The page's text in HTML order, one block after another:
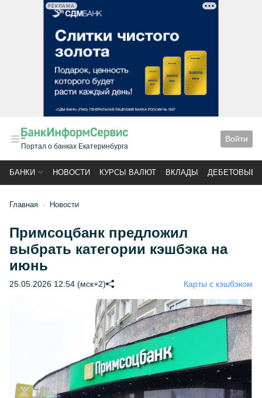
РЕКЛАМА
Портал о банках Екатеринбурга
Войти
БАНКИ НОВОСТИ КУРСЫ ВАЛЮТ ВКЛАДЫ ДЕБЕТОВЫЕ
Главная Новости
Примсоцбанк предложил
выбрать категории кэшбэка на
июнь
25.05.2026 12:54 (мск+2) Карты с кэшбэком